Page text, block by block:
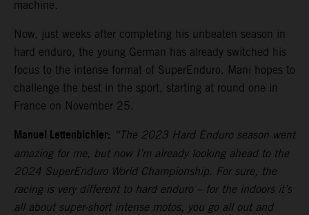
machine.
Now, just weeks after completing his unbeaten season in
hard enduro, the young German has already switched his
focus to the intense format of SuperEnduro. Mani hopes to
challenge the best in the sport, starting at round one in
France on November 25.
Manuel Lettenbichler: “The 2023 Hard Enduro season went
amazing for me, but now I’m already looking ahead to the
2024 SuperEnduro World Championship. For sure, the
racing is very different to hard enduro – for the indoors it’s
all about super-short intense motos, you go all out and